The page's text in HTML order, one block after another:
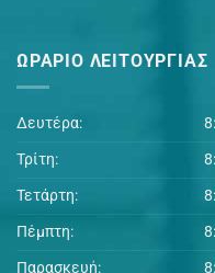
ΩΡΆΡΙΟ ΛΕΙΤΟΥΡΓΊΑΣ
Δευτέρα:
Τρίτη:
Τετάρτη:
Πέμπτη:
Παρασκευή: